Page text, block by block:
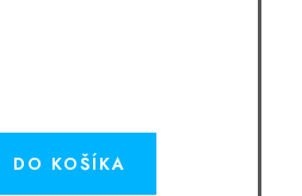
DO KOŠÍKA